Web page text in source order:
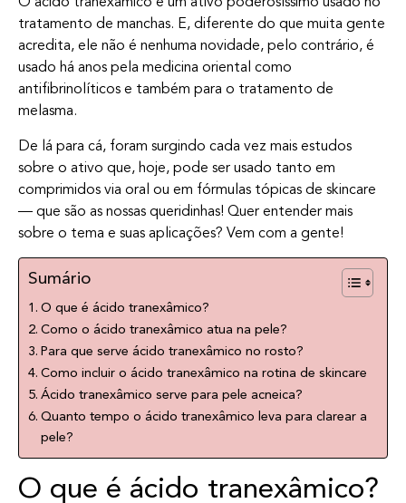
O ácido tranexâmico é um ativo poderosíssimo usado no
tratamento de manchas. E, diferente do que muita gente
acredita, ele não é nenhuma novidade, pelo contrário, é
usado há anos pela medicina oriental como
antifibrinolíticos e também para o tratamento de
melasma.
De lá para cá, foram surgindo cada vez mais estudos
sobre o ativo que, hoje, pode ser usado tanto em
comprimidos via oral ou em fórmulas tópicas de skincare
— que são as nossas queridinhas! Quer entender mais
sobre o tema e suas aplicações? Vem com a gente!
Sumário
O que é ácido tranexâmico?
Como o ácido tranexâmico atua na pele?
Para que serve ácido tranexâmico no rosto?
Como incluir o ácido tranexâmico na rotina de skincare
Ácido tranexâmico serve para pele acneica?
Quanto tempo o ácido tranexâmico leva para clarear a
pele?
O que é ácido tranexâmico?